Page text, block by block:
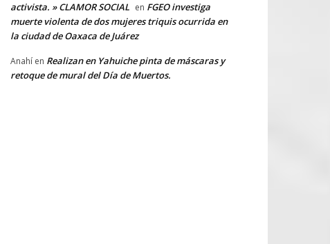
activista. » CLAMOR SOCIAL en FGEO investiga
muerte violenta de dos mujeres triquis ocurrida en
la ciudad de Oaxaca de Juárez
Anahí en Realizan en Yahuiche pinta de máscaras y
retoque de mural del Día de Muertos.